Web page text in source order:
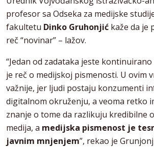
profesor sa Odseka za medijske
fakultetu Dinko Gruhonjić kaže da je
reč “novinar” – lažov.
“Jedan od zadataka jeste
je reč o medijskoj pismenosti. U ovim
važnije, jer ljudi postaju konzumenti
digitalnom okruženju, a veoma retko
znanje o tome da razlikuju kredibilne
medija, a medijska pismenost je
javnim mnjenjem”, rekao je